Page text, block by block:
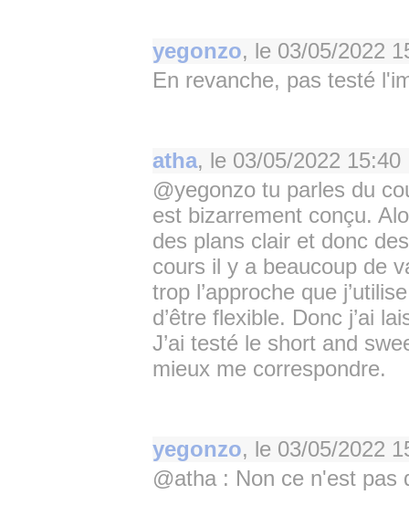
yegonzo, le 03/05/2022
En revanche, pas testé
atha, le 03/05/2022 15:40
@yegonzo tu parles du
est bizarrement conçu.
des plans clair et donc
cours il y a beaucoup de
trop l’approche que
d’être flexible. Donc j’ai
J’ai testé le short and
mieux me correspondre.
yegonzo, le 03/05/2022
@atha : Non ce n'est pas